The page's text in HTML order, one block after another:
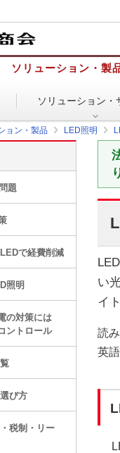
ソリューション・製
ソリューション・
ョン・製品 LED照明
い
イ
読
英
題
で経費削減
照明
の対策には
ントロール
び方
税制・リー